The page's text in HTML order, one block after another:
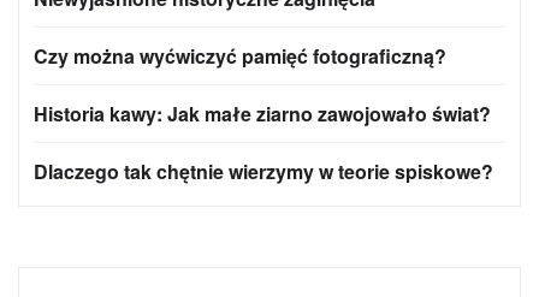
Czy można wyćwiczyć pamięć fotograficzną?
Historia kawy: Jak małe ziarno zawojowało świat?
Dlaczego tak chętnie wierzymy w teorie spiskowe?